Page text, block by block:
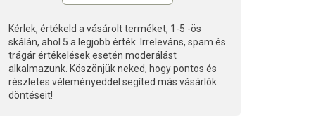
Kérlek, értékeld a vásárolt terméket, 1-5 -ös
skálán, ahol 5 a legjobb érték. Irreleváns, spam és
trágár értékelések esetén moderálást
alkalmazunk. Köszönjük neked, hogy pontos és
részletes véleményeddel segíted más vásárlók
döntéseit!